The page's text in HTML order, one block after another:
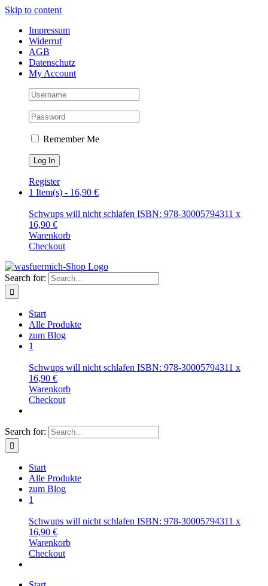
Skip to content
Impressum
Widerruf
AGB
Datenschutz
My Account
Remember Me
Register
1 Item(s) - 16,90 €
Schwups will nicht schlafen ISBN: 978-30005794311 x
16,90 €
Warenkorb
Checkout
Search for:
Start
Alle Produkte
zum Blog
1
Schwups will nicht schlafen ISBN: 978-30005794311 x
16,90 €
Warenkorb
Checkout
Search for:
Start
Alle Produkte
zum Blog
1
Schwups will nicht schlafen ISBN: 978-30005794311 x
16,90 €
Warenkorb
Checkout